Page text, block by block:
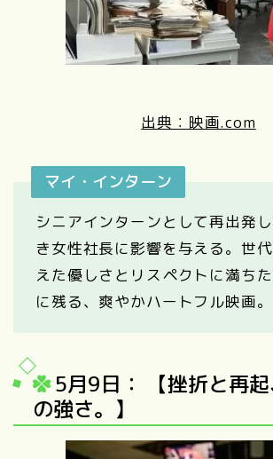
出典：映画.com
マイ・インターン
シニアインターンとして再出発
き女性社長に影響を与える。世
えた優しさとリスペクトに満ち
に残る、爽やかハートフル映画。
5月9日： 【挫折と再
の強さ。】